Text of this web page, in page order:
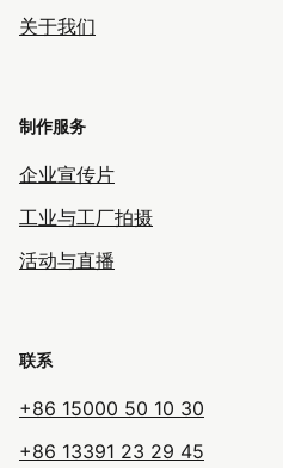
关于我们
制作服务
企业宣传片
工业与工厂拍摄
活动与直播
联系
+86 15000 50 10 30
+86 13391 23 29 45